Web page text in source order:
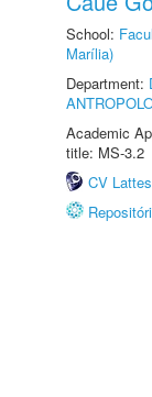
School:
Marília)
Department:
Academic
title: MS-3.2
CV Lattes